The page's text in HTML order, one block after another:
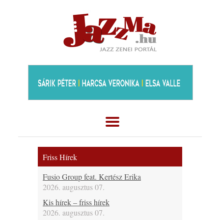
Friss Hírek
Fusio Group feat. Kertész Erika
2026. augusztus 07.
Kis hírek – friss hírek
2026. augusztus 07.